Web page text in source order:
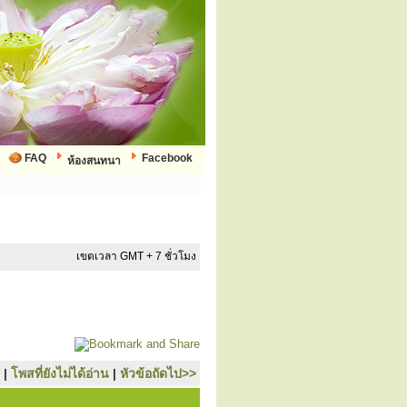
Facebook
ห้องสนทนา
FAQ
เขตเวลา GMT + 7 ชั่วโมง
| โพสที่ยังไม่ได้อ่าน | หัวข้อถัดไป>>